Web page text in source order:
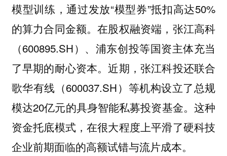
模型训练，通过发放“模型券”抵扣高达50%
的算力合同金额。在股权融资端，张江高科
（600895.SH）、浦东创投等国资主体充当
了早期的耐心资本。近期，张江科投还联合
歌华有线（600037.SH）等机构设立了总规
模达20亿元的具身智能私募投资基金。 这种
资金托底模式，在很大程度上平滑了硬科技
企业前期面临的高额试错与流片成本。